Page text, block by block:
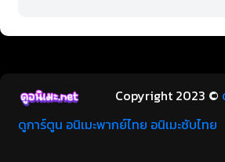
2004
Copyright 2023 ©
ดูการ์ตูน อนิเมะพากย์ไทย อนิเมะซับไทย